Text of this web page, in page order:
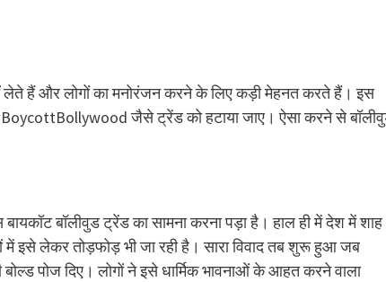
लेते हैं और लोगों का मनोरंजन करने के लिए कड़ी मेहनत करते हैं। इस
जैसे ट्रेंड को हटाया जाए। ऐसा करने से
बॉलीवुड ट्रेंड का सामना करना पड़ा है। हाल ही में देश में शाह
इसे लेकर तोड़फोड़ भी जा रही है। सारा विवाद तब शुरू हुआ जब
पोज दिए। लोगों ने इसे धार्मिक भावनाओं के आहत करने वाला